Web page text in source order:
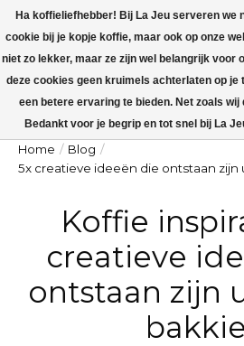
La Jeu is dicht v.a maandag 27 juli t/m zondag
augustus worden alle koffieorders verzonden!
Home / Blog /
5x creatieve ideeën die ontstaan zijn
Koffie
creatieve
ontstaan zijn
Ha koffieliefhebber! Bij La Jeu serveren we
cookie bij je kopje koffie, maar ook op onze
niet zo lekker, maar ze zijn wel belangrijk voor
deze cookies geen kruimels achterlaten op je
een betere ervaring te bieden. Net zoals
Bedankt voor je begrip en tot snel bij La